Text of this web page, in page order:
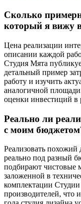
Сколько
который я вижу
Цена реализации
описании каждой
Студия Мята
детальный пример
работу и изучить
аналогичной
оценки инвестиций в
Реально ли
с моим
Реализовать похожий
реально под разный
подбирают чистовые
заложенной в
комплектации
производителей, что